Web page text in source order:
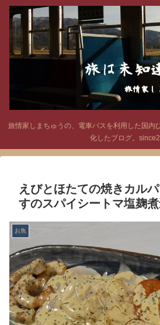
旅情家しまちゅうの、電車バスを利用した国内
化したブログ。
えびとほたての焼きカル
すのスパイシートマ塩麹
お魚